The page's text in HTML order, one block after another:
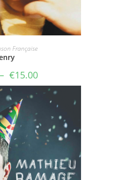
Française
– €15.00Plage
de
prix :
€9.00
€15.00